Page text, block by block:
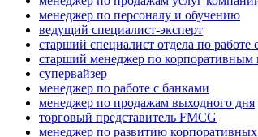
менеджер по персоналу и обучению
ведущий специалист-эксперт
старший специалист отдела по работе
старший менеджер по корпоративным
супервайзер
менеджер по работе с банками
менеджер по продажам выходного дня
торговый представитель FMCG
менеджер по развитию